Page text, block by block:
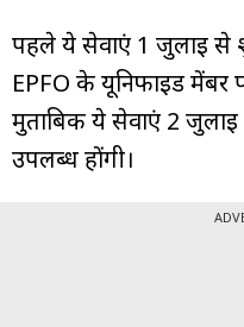
पहले ये सेवाएं 1 जुलाई से
EPFO के यूनिफाइड मेंबर
मुताबिक ये सेवाएं 2
उपलब्ध होंगी।